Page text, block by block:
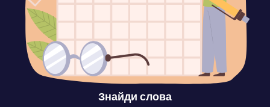
Знайди слова